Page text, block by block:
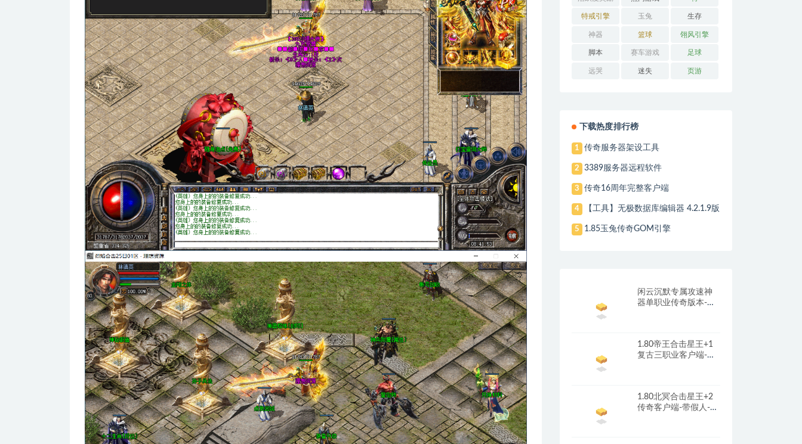
特戒引擎 玉兔 生存
神器 篮球 翎风引擎
脚本 赛车游戏 足球
远哭 迷失 页游
下载热度排行榜
1 传奇服务器架设工具
2 3389服务器远程软件
3 传奇16周年完整客户端
4 【工具】无极数据库编辑器 4.2.1.9版
5 1.85玉兔传奇GOM引擎
闲云沉默专属攻速神
器单职业传奇版本-带
1.80帝王合击星王+1
复古三职业客户端-带
1.80北冥合击星王+2
传奇客户端-带假人-光